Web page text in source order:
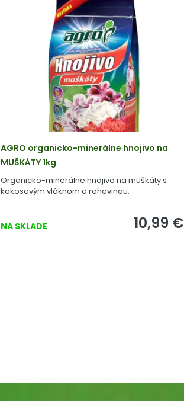
AGRO organicko-minerálne hnojivo na
MUŠKÁTY 1kg
Organicko-minerálne hnojivo na muškáty s
kokosovým vláknom a rohovinou.
NA SKLADE 10,99 €